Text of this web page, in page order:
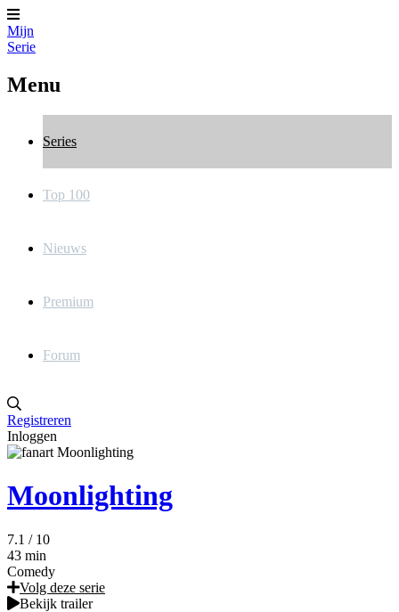
Mijn
Serie
Menu
Series
Top 100
Nieuws
Premium
Forum
Registreren
Inloggen
Moonlighting
7.1 / 10
43 min
Comedy
Volg deze serie
Bekijk trailer